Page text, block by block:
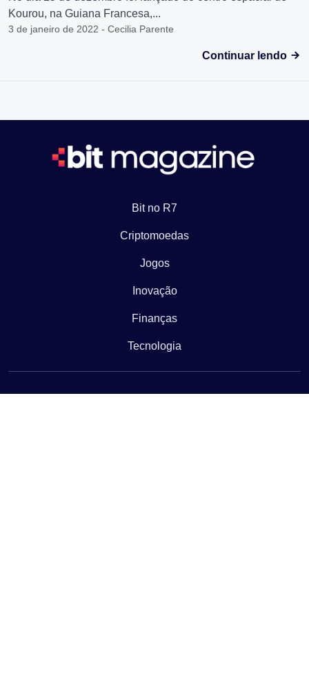
Kourou, na Guiana Francesa,...
3 de janeiro de 2022 - Cecilia Parente
Continuar lendo
Bit no R7
Criptomoedas
Jogos
Inovação
Finanças
Tecnologia